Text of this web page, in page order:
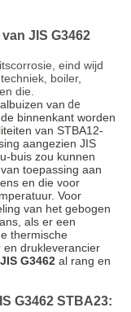
JIS G3462
eind wijd
boiler,
die.
van de
binnenkant worden
van STBA12-
aangezien JIS
buis zou kunnen
toepassing aan
en die voor
Voor
van het gebogen
als er een
thermische
en drukleverancier
G3462al rang en
G3462 STBA23: